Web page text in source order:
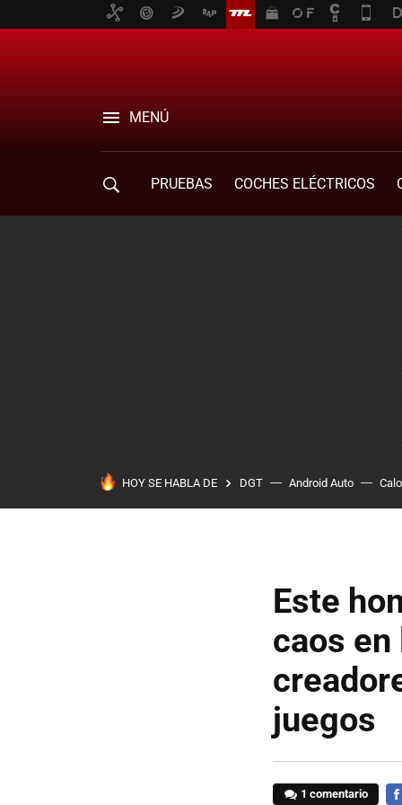
MENÚ
PRUEBAS COCHES ELÉCTRICOS
HOY SE HABLA DE DGT Android Auto
Este
caos en
juegos
1 comentario